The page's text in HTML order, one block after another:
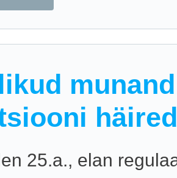
25.a., elan